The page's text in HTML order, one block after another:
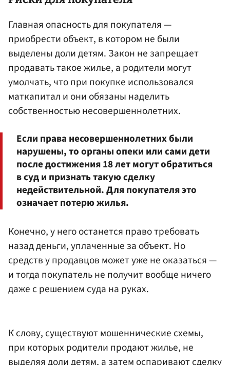
Главная опасность для покупателя —
приобрести объект, в котором не были
выделены доли детям. Закон не запрещает
продавать такое жилье, а родители могут
умолчать, что при покупке использовался
маткапитал и они обязаны наделить
собственностью несовершеннолетних.
Если права несовершеннолетних были
нарушены, то органы опеки или сами дети
после достижения 18 лет могут обратиться
в суд и признать такую сделку
недействительной. Для покупателя это
означает потерю жилья.
Конечно, у него останется право требовать
назад деньги, уплаченные за объект. Но
средств у продавцов может уже не оказаться —
и тогда покупатель не получит вообще ничего
даже с решением суда на руках.
К слову, существуют мошеннические схемы,
при которых родители продают жилье, не
выделяя доли детям, а затем оспаривают сделку